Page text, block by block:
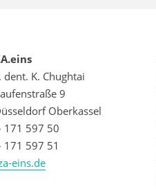
dent. K. Chughtai
9
Oberkassel
171 597 50
171 597 51
eins.de